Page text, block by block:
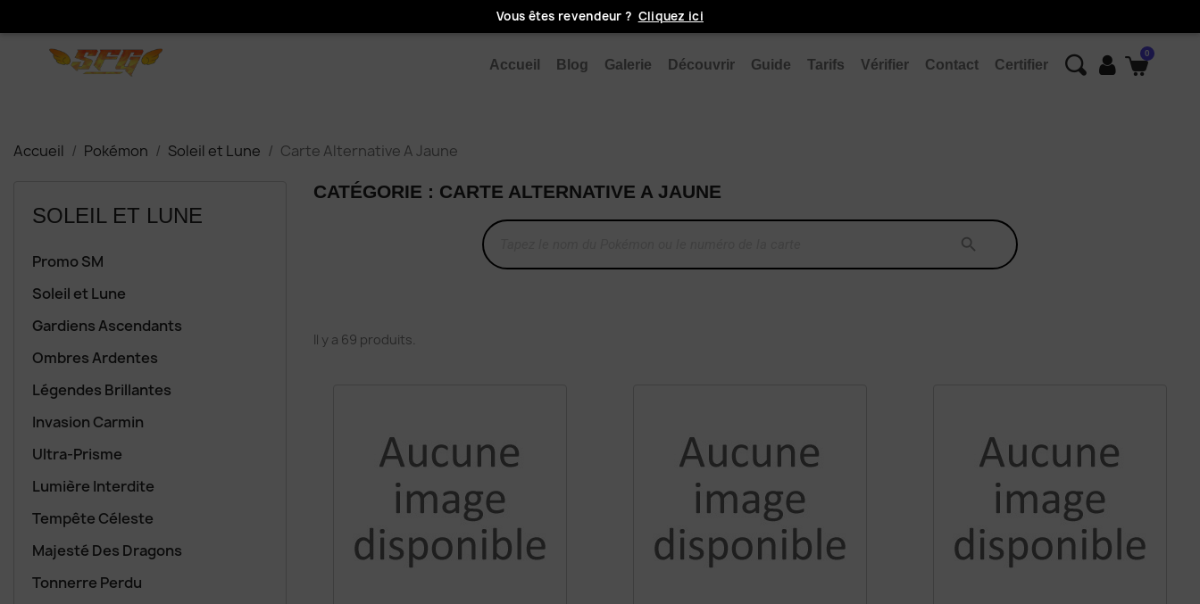
Vous êtes revendeur ? Cliquez ici
Accueil Blog Galerie Découvrir Guide Tarifs Vérifier Contact Certifier
Accueil Pokémon Soleil et Lune Carte Alternative A Jaune
SOLEIL ET LUNE
Promo SM
Soleil et Lune
Gardiens Ascendants
Ombres Ardentes
Légendes Brillantes
Invasion Carmin
Ultra-Prisme
Lumière Interdite
Tempête Céleste
Majesté Des Dragons
Tonnerre Perdu
CATÉGORIE : CARTE ALTERNATIVE A JAUNE

Il y a 69 produits.